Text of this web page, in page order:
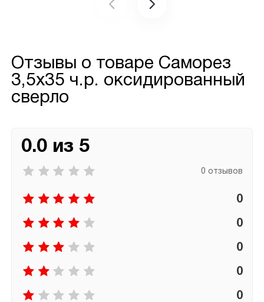
Отзывы о товаре Саморез
3,5х35 ч.р. оксидированный
сверло
0.0 из 5
0 отзывов
0
0
0
0
0